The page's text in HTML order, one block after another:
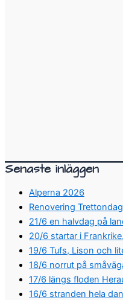
Senaste inläggen
Alperna 2026
Renovering
21/6 en halvdag på
20/6 startar i
19/6 Tufs, Lison och
18/6 norrut på
17/6 längs floden
16/6 stranden hela dan